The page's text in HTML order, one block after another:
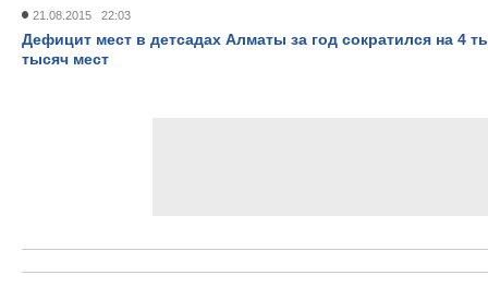
21.08.2015 22:03
Дефицит мест в детсадах Алматы за год сократился на 4
тысяч мест